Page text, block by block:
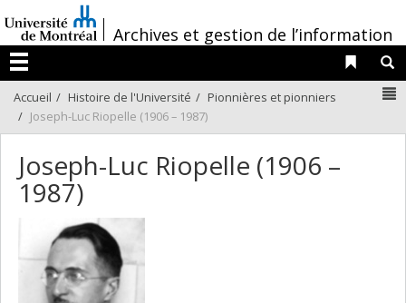
au
contenu
/
Archives et gestion de l’information
Menu
Liens
Accueil Histoire de l'Université
Pionnières et pionniers
Joseph-Luc Riopelle (1906 – 1987)
Joseph-Luc Riopelle (1906 –
1987)